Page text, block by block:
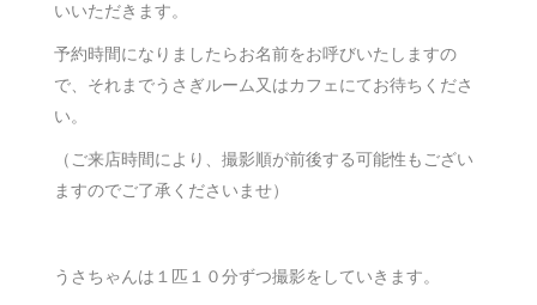
いいただきます。
予約時間になりましたらお名前をお呼びいたしますの
で、それまでうさぎルーム又はカフェにてお待ちくださ
い。
（ご来店時間により、撮影順が前後する可能性もござい
ますのでご了承くださいませ）
うさちゃんは１匹１０分ずつ撮影をしていきます。